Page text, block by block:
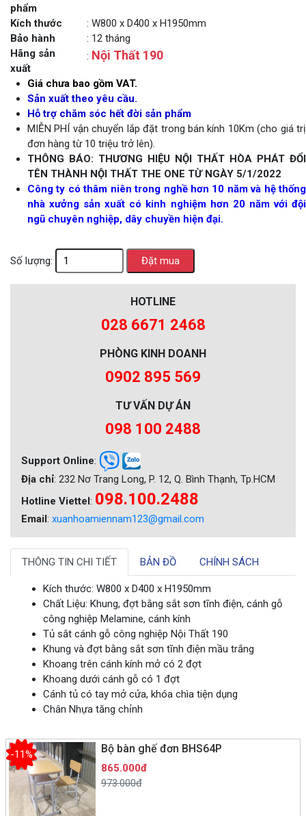
phẩm
Kích thước
: W800 x D400 x H1950mm
Bảo hành
: 12 tháng
Hãng sản
xuất
: Nội Thất 190
Giá chưa bao gồm VAT.
Sản xuất theo yêu cầu.
Hỗ trợ chăm sóc hết đời sản phẩm
MIỄN PHÍ vận chuyển lắp đặt trong bán kính 10Km (cho giá trị
đơn hàng từ 10 triệu trở lên).
THÔNG BÁO: THƯƠNG HIỆU NỘI THẤT HÒA PHÁT ĐỔI
TÊN THÀNH NỘI THẤT THE ONE TỪ NGÀY 5/1/2022
Công ty có thâm niên trong nghề hơn 10 năm và hệ thống
nhà xưởng sản xuất có kinh nghiệm hơn 20 năm với đội
ngũ chuyên nghiệp, dây chuyền hiện đại.
Số lượng:
HOTLINE
028 6671 2468
PHÒNG KINH DOANH
0902 895 569
TƯ VẤN DỰ ÁN
098 100 2488
Support Online:
Địa chỉ: 232 Nơ Trang Long, P. 12, Q. Bình Thạnh, Tp.HCM
Hotline Viettel: 098.100.2488
Email: xuanhoamiennam123@gmail.com
THÔNG TIN CHI TIẾT BẢN ĐỒ CHÍNH SÁCH
Kích thước: W800 x D400 x H1950mm
Chất Liệu: Khung, đợt bằng sắt sơn tĩnh điện, cánh gỗ
công nghiệp Melamine, cánh kính
Tủ sắt cánh gỗ công nghiệp Nội Thất 190
Khung và đợt bằng sắt sơn tĩnh điện mầu trắng
Khoang trên cánh kính mở có 2 đợt
Khoang dưới cánh gỗ có 1 đợt
Cánh tủ có tay mở cửa, khóa chìa tiện dụng
Chân Nhựa tăng chỉnh
Bộ bàn ghế đơn BHS64P
-11%
865.000đ
973.000đ